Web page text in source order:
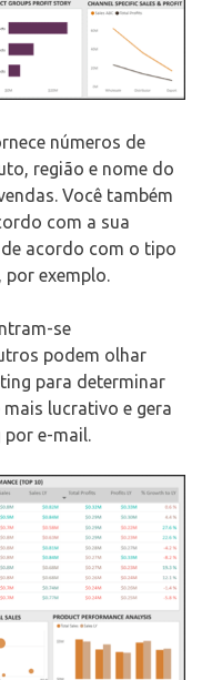
números de
região e nome do
Você também
com a sua
acordo com o tipo
exemplo.
se
podem olhar
para determinar
lucrativo e gera
por e-mail.